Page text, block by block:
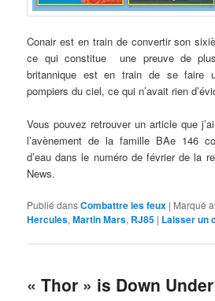
Conair est en train de convertir son
ce qui constitue une preuve de
britannique est en train de se faire
pompiers du ciel, ce qui n’avait rien
Vous pouvez retrouver un article que
l’avènement de la famille BAe 146
d’eau dans le numéro de février de la
News.
Publié dansCombattre les feux | Marqué
Hercules,Martin Mars, RJ85 | Laisser un
« Thor » is Down Under